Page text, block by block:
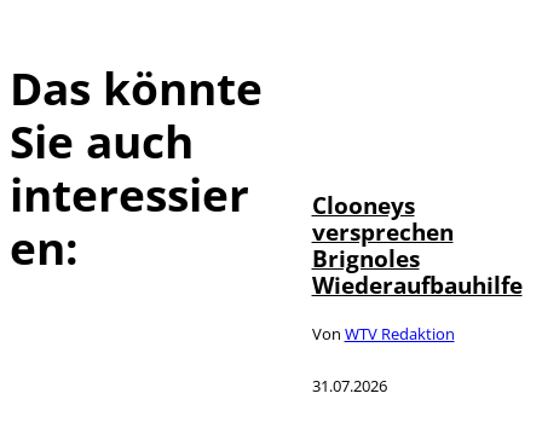
Das könnte
Sie auch
interessier
en:
Clooneys
versprechen
Brignoles
Wiederaufbauhilfe
Von WTV Redaktion
31.07.2026